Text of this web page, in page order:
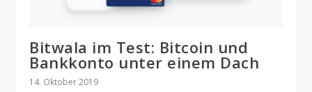
Bitwala im Test: Bitcoin und
Bankkonto unter einem Dach
14. Oktober 2019